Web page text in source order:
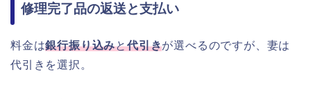
修理完了品の返送と支払い
料金は銀行振り込みと代引きが選べるのですが、妻は
代引きを選択。